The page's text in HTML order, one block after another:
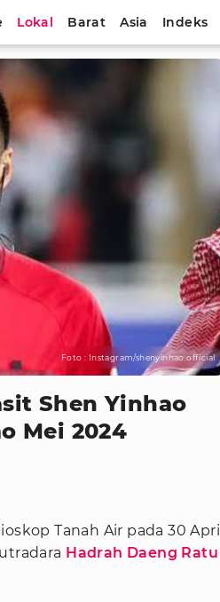
Lokal Barat Asia Indeks
Foto : Instagram/shenyinhao.official
Shen Yinhao
Mei 2024
Tanah Air pada 30 April
Hadrah Daeng Ratu